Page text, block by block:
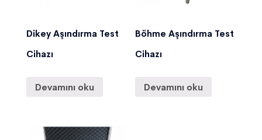
Dikey Aşındırma Test
Cihazı
Devamını oku
Böhme Aşındırma Test
Cihazı
Devamını oku